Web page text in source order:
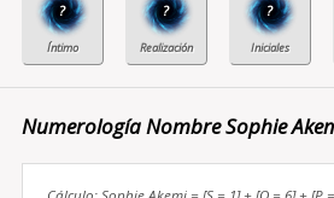
? ? ?
Numerología Nombre Sophie